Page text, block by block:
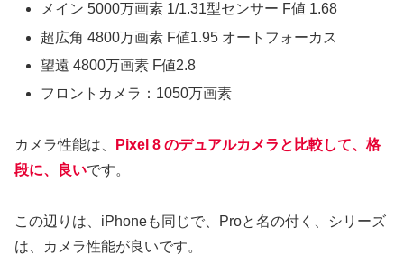
メイン 5000万画素 1/1.31型センサー F値 1.68
超広角 4800万画素 F値1.95 オートフォーカス
望遠 4800万画素 F値2.8
フロントカメラ：1050万画素
カメラ性能は、
Pixel 8 のデュアルカメラと比較して、格
段に、良いです。
この辺りは、iPhoneも同じで、Proと名の付く、シリーズ
は、カメラ性能が良いです。